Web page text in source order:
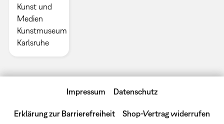
Kunst und
Medien
Kunstmuseum
Karlsruhe
Impressum Datenschutz
Erklärung zur Barrierefreiheit Shop-Vertrag widerrufen